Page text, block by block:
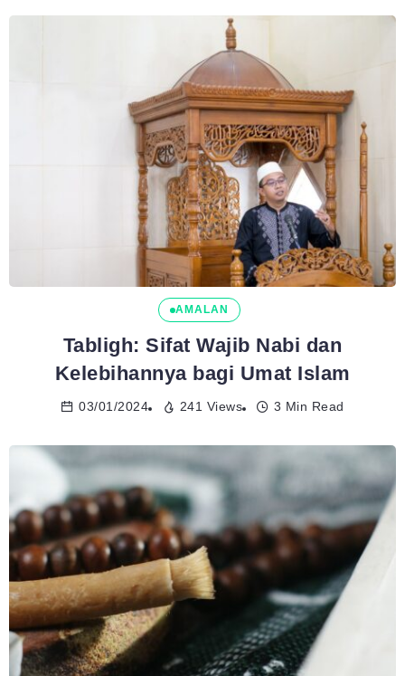
AMALAN
Tabligh: Sifat Wajib Nabi dan
Kelebihannya bagi Umat Islam
03/01/2024 241 Views 3 Min Read